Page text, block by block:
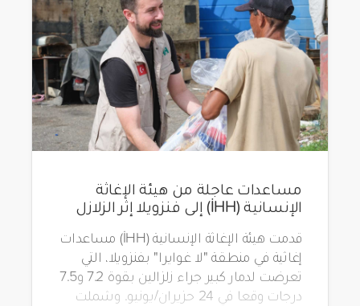
مساعدات عاجلة من هيئة الإغاثة
الإنسانية (İHH) إلى فنزويلا إثر الزلازل
قدمت هيئة الإغاثة الإنسانية (İHH) مساعدات
إغاثية في منطقة "لا غوايرا" بفنزويلا، التي
تعرضت لدمار كبير جراء زلزالين بقوة 7.2 و7.5
درجات وقعا في 24 حزيران/يونيو. وشملت